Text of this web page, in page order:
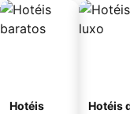
Hotéis
Hotéis